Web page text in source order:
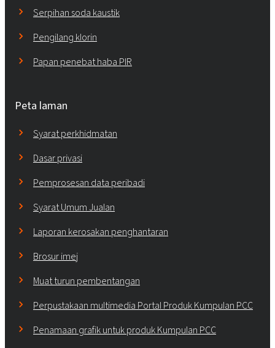
Serpihan soda kaustik
Pengilang klorin
Papan penebat haba PIR
Peta laman
Syarat perkhidmatan
Dasar privasi
Pemprosesan data peribadi
Syarat Umum Jualan
Laporan kerosakan penghantaran
Brosur imej
Muat turun pembentangan
Perpustakaan multimedia Portal Produk Kumpulan PCC
Penamaan grafik untuk produk Kumpulan PCC